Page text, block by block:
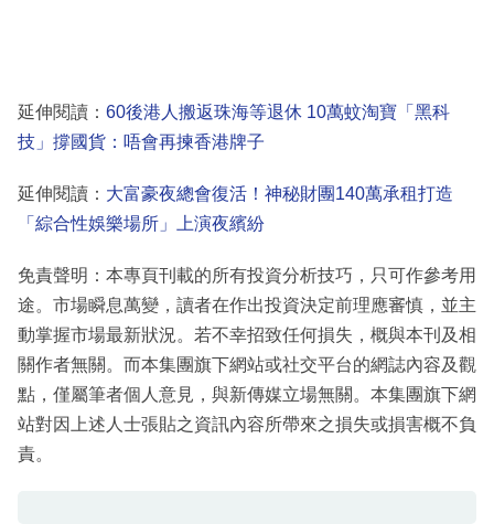
延伸閱讀： 60後港人搬返珠海等退休 10萬蚊淘寶「黑科
技」撐國貨：唔會再揀香港牌子
延伸閱讀： 大富豪夜總會復活！神秘財團140萬承租打造
「綜合性娛樂場所」上演夜繽紛
免責聲明：本專頁刊載的所有投資分析技巧，只可作參考用
途。市場瞬息萬變，讀者在作出投資決定前理應審慎，並主
動掌握市場最新狀況。若不幸招致任何損失，概與本刊及相
關作者無關。而本集團旗下網站或社交平台的網誌內容及觀
點，僅屬筆者個人意見，與新傳媒立場無關。本集團旗下網
站對因上述人士張貼之資訊內容所帶來之損失或損害概不負
責。